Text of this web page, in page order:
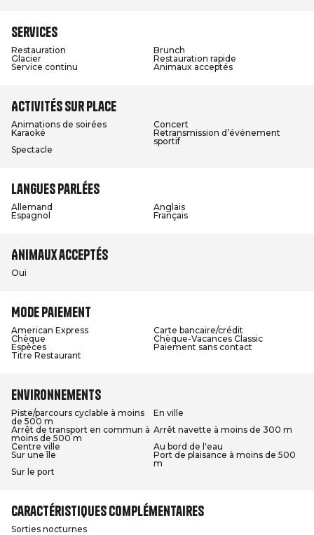
Services
Restauration
Brunch
Glacier
Restauration rapide
Service continu
Animaux acceptés
Activités sur place
Animations de soirées
Concert
Karaoké
Retransmission d’événement
sportif
Spectacle
Langues parlées
Allemand
Anglais
Espagnol
Français
Animaux acceptés
Oui
Mode paiement
American Express
Carte bancaire/crédit
Chèque
Chèque-Vacances Classic
Espèces
Paiement sans contact
Titre Restaurant
Environnements
Piste/parcours cyclable à moins
de 500 m
En ville
Arrêt de transport en commun à
moins de 500 m
Arrêt navette à moins de 300 m
Centre ville
Au bord de l'eau
Sur une île
Port de plaisance à moins de 500
m
Sur le port
Caractéristiques complémentaires
Sorties nocturnes